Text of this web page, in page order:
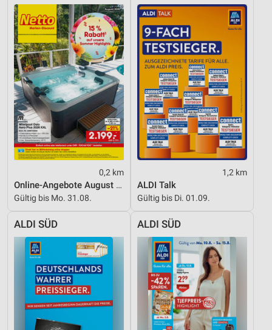
0,2 km
Online-Angebote August 2026
Gültig bis Mo. 31.08.
1,2 km
ALDI Talk
Gültig bis Di. 01.09.
ALDI SÜD ALDI SÜD
Performance
Funktional
Werbung